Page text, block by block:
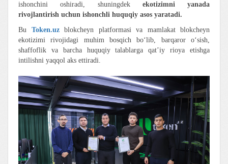
ishonchini oshiradi, shuningdek ekotizimni yanada
rivojlantirish uchun ishonchli huquqiy asos yaratadi.
Bu Token.uzblokcheyn platformasi va mamlakat blokcheyn
ekotizimi rivojidagi muhim bosqich bo‘lib, barqaror o‘sish,
shaffoflik va barcha huquqiy talablarga qat’iy rioya etishga
intilishni yaqqol aks ettiradi.